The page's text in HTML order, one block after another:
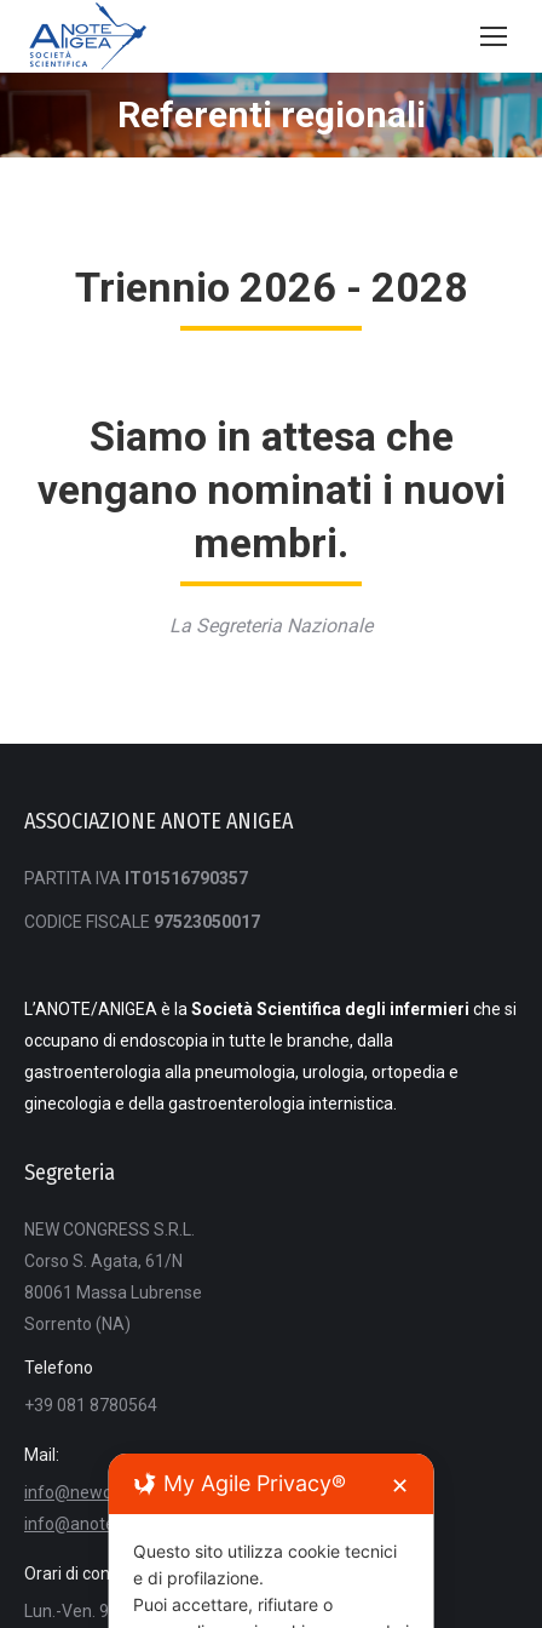
Referenti regionali
Triennio 2026 - 2028
Siamo in attesa che
vengano nominati i nuovi
membri.
La Segreteria Nazionale
ASSOCIAZIONE ANOTE ANIGEA
PARTITA IVA IT01516790357
CODICE FISCALE 97523050017
L’ANOTE/ANIGEA è la Società Scientifica degli infermieri che si
occupano di endoscopia in tutte le branche, dalla
gastroenterologia alla pneumologia, urologia, ortopedia e
ginecologia e della gastroenterologia internistica.
Segreteria
NEW CONGRESS S.R.L.
Corso S. Agata, 61/N
80061 Massa Lubrense
Sorrento (NA)
Telefono
+39 081 8780564
Mail:
info@newcongress.it
info@anoteanigea.it
Orari di contatto
Lun.-Ven. 9:00 - 18:00
My Agile Privacy® ✕
Questo sito utilizza cookie tecnici
e di profilazione.
Puoi accettare, rifiutare o